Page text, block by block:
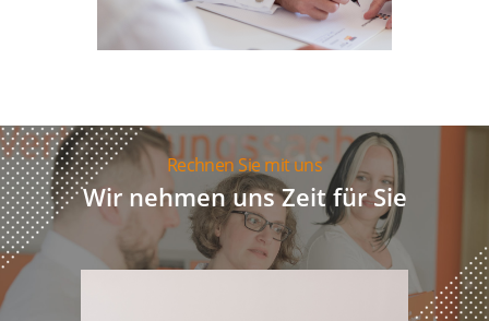
Rechnen Sie mit uns
Wir nehmen uns Zeit für Sie